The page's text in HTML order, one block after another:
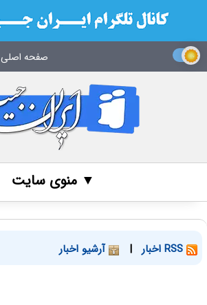
صفحه اصلی
▼ منوی سایت
| آرشیو اخبار